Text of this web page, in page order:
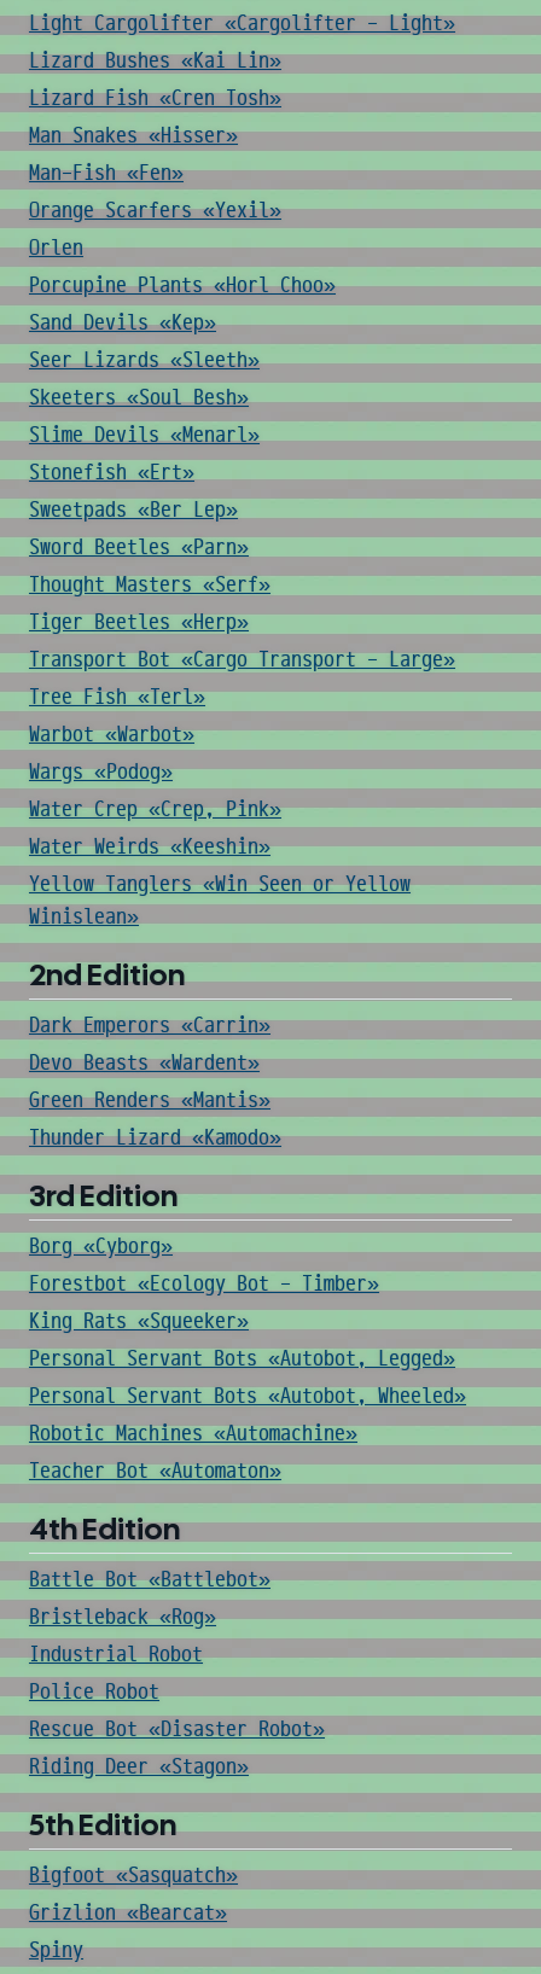
Light Cargolifter «Cargolifter - Light»
Lizard Bushes «Kai Lin»
Lizard Fish «Cren Tosh»
Man Snakes «Hisser»
Man-Fish «Fen»
Orange Scarfers «Yexil»
Orlen
Porcupine Plants «Horl Choo»
Sand Devils «Kep»
Seer Lizards «Sleeth»
Skeeters «Soul Besh»
Slime Devils «Menarl»
Stonefish «Ert»
Sweetpads «Ber Lep»
Sword Beetles «Parn»
Thought Masters «Serf»
Tiger Beetles «Herp»
Transport Bot «Cargo Transport - Large»
Tree Fish «Terl»
Warbot «Warbot»
Wargs «Podog»
Water Crep «Crep, Pink»
Water Weirds «Keeshin»
Yellow Tanglers «Win Seen or Yellow
Winislean»
2nd Edition
Dark Emperors «Carrin»
Devo Beasts «Wardent»
Green Renders «Mantis»
Thunder Lizard «Kamodo»
3rd Edition
Borg «Cyborg»
Forestbot «Ecology Bot - Timber»
King Rats «Squeeker»
Personal Servant Bots «Autobot, Legged»
Personal Servant Bots «Autobot, Wheeled»
Robotic Machines «Automachine»
Teacher Bot «Automaton»
4th Edition
Battle Bot «Battlebot»
Bristleback «Rog»
Industrial Robot
Police Robot
Rescue Bot «Disaster Robot»
Riding Deer «Stagon»
5th Edition
Bigfoot «Sasquatch»
Grizlion «Bearcat»
Spiny